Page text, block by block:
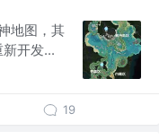
地图，其
开发...
19